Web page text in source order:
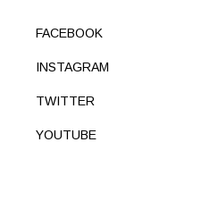
FACEBOOK
INSTAGRAM
TWITTER
YOUTUBE